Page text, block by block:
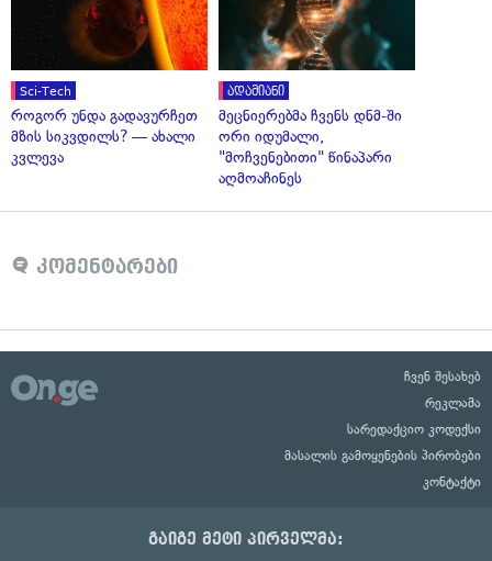
Sci-Tech
როგორ უნდა გადავურჩეთ
მზის სიკვდილს? — ახალი
კვლევა
ადამიანი
მეცნიერებმა ჩვენს დნმ-ში
ორი იდუმალი,
"მოჩვენებითი" წინაპარი
აღმოაჩინეს
კომენტარები
ჩვენ შესახებ
რეკლამა
სარედაქციო კოდექსი
მასალის გამოყენების პირობები
კონტაქტი
გაიგე მეტი პირველმა: